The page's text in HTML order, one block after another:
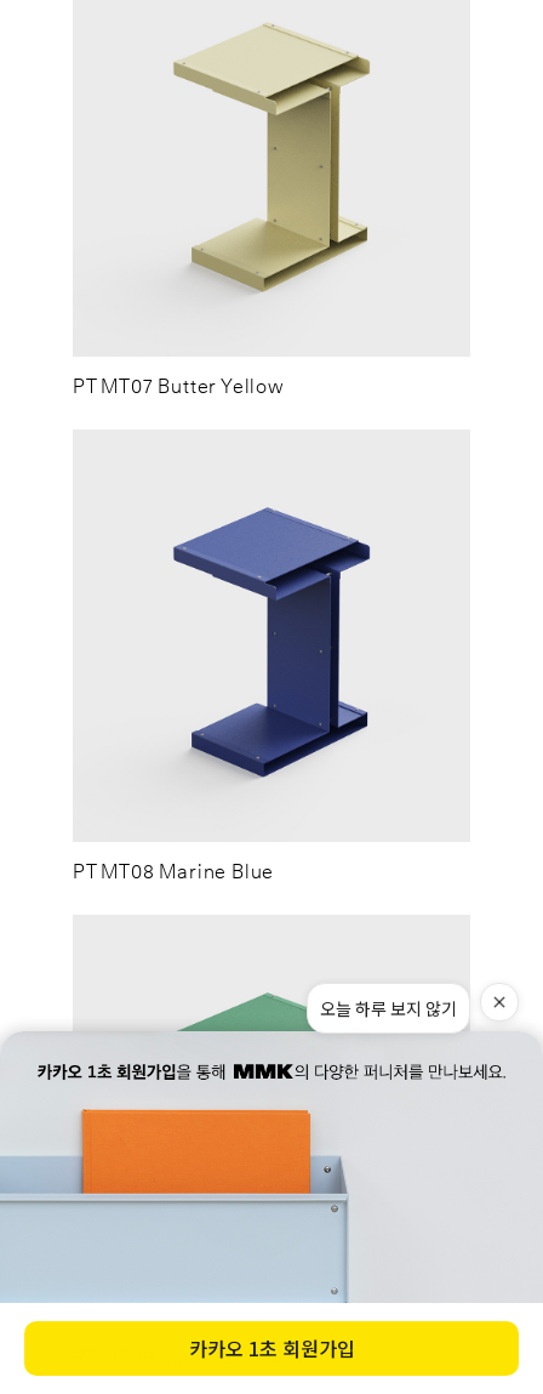
PT MT07 Butter Yellow
PT MT08 Marine Blue
PT MT09 Summer Green